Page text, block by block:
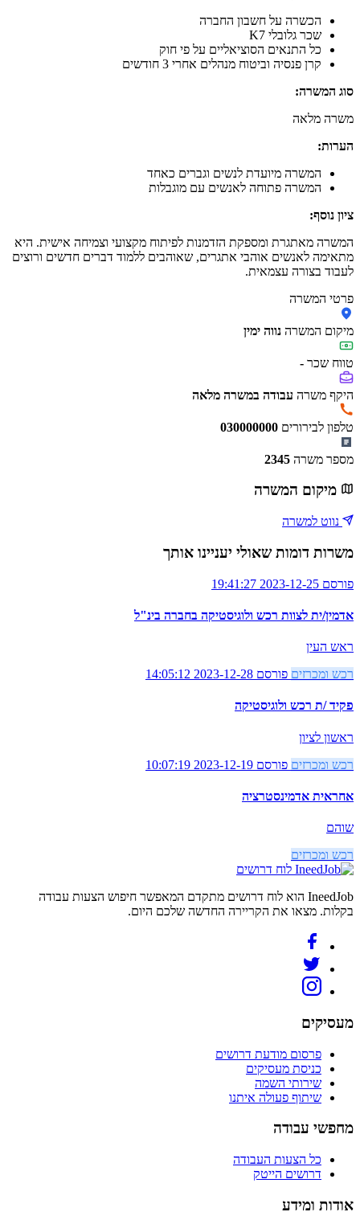
הכשרה על חשבון החברה
שכר גלובלי K7
כל התנאים הסוציאליים על פי חוק
קרן פנסיה וביטוח מנהלים אחרי 3 חודשים
סוג המשרה:
משרה מלאה
הערות:
המשרה מיועדת לנשים וגברים כאחד
המשרה פתוחה לאנשים עם מוגבלות
ציון נוסף:
המשרה מאתגרת ומספקת הזדמנות לפיתוח מקצועי וצמיחה אישית. היא
מתאימה לאנשים אוהבי אתגרים, שאוהבים ללמוד דברים חדשים ורוצים
לעבוד בצורה עצמאית.
פרטי המשרה
מיקום המשרה נווה ימין
טווח שכר -
היקף משרה עבודה במשרה מלאה
טלפון לבירורים 030000000
מספר משרה 2345
מיקום המשרה
נווט למשרה
משרות דומות שאולי יעניינו אותך
פורסם 2023-12-25 19:41:27
אדמין/ית לצוות רכש ולוגיסטיקה בחברה בינ"ל
ראש העין
רכש ומכרזים פורסם 2023-12-28 14:05:12
פקיד /ת רכש ולוגיסטיקה
ראשון לציון
רכש ומכרזים פורסם 2023-12-19 10:07:19
אחראית אדמינסטרציה
שוהם
רכש ומכרזים
לוח דרושים
IneedJob הוא לוח דרושים מתקדם המאפשר חיפוש הצעות עבודה
בקלות. מצאו את הקריירה החדשה שלכם היום.
מעסיקים
פרסום מודעת דרושים
כניסת מעסיקים
שירותי השמה
שיתוף פעולה איתנו
מחפשי עבודה
כל הצעות העבודה
דרושים הייטק
אודות ומידע